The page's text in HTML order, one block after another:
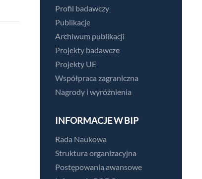
Profil badawczy
Publikacje
Archiwum publikacji
Projekty badawcze
Projekty UE
Współpraca zagraniczna
Nagrody i wyróżnienia
INFORMACJE W BIP
Rada Naukowa
Struktura organizacyjna
Postępowania awansowe